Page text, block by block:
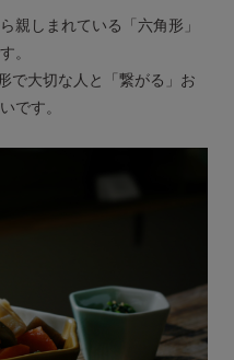
親しまれている「六角形」
。
で大切な人と「繋がる」お
です。